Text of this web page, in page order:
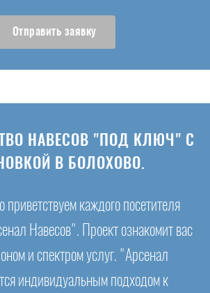
Отправить заявку
НАВЕСОВ "ПОД КЛЮЧ" С
В БОЛОХОВО.
каждого посетителя
Навесов". Проект ознакомит вас
и спектром услуг. "Арсенал
индивидуальным подходом к